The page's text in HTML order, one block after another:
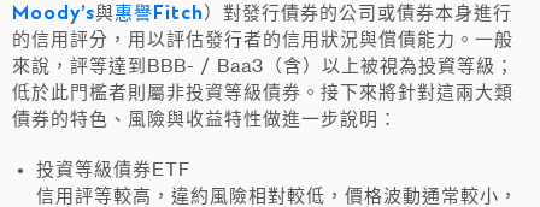
Moody’s與惠譽Fitch ）對發行債券的公司或債券本身進行
的信用評分，用以評估發行者的信用狀況與償債能力。一般
來說，評等達到 BBB- / Baa3（含）以上被視為投資等級 ；
低於此門檻者則屬 非投資等級債券。 接下來將針對這兩大類
債券的特色、風險與收益特性做進一步說明：
投資等級債券ETF
信用評等較高，違約風險相對較低，價格波動通常較小，